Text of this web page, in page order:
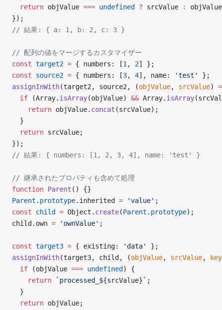
  return
objValue === undefined ? srcValue :
});
// 結果: { a: 1, b: 2, c: 3 }
// 配列の値をマージするカスタマイザー
const target2 = { numbers: [1 , 2] };
const source2 = { numbers: [3, 4], name: 'test'
};
assignInWith(target2, source2, (objValue, srcValue)
  if
(Array. isArray(objValue) && Array. isArray
    return
objValue. concat (srcValue);
  }
  return
srcValue;
});
// 結果: { numbers: [1, 2, 3, 4], name: 'test' }
// 継承されたプロパティも含めて処理
function Parent () {}
Parent . prototype.inherited = 'value' ;
const child = Object. create(Parent . prototype);
child.own = 'ownValue' ;
const target3 = { existing: 'data'
};
assignInWith(target3, child, (objValue, srcValue,
key
  if
(objValue === undefined ) {
    return
`processed_${srcValue}` ;
  }
  return
objValue;